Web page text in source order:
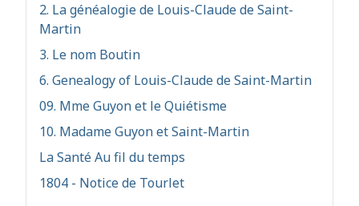
2. La généalogie de Louis-Claude de Saint-
Martin
3. Le nom Boutin
6. Genealogy of Louis-Claude de Saint-Martin
09. Mme Guyon et le Quiétisme
10. Madame Guyon et Saint-Martin
La Santé Au fil du temps
1804 - Notice de Tourlet